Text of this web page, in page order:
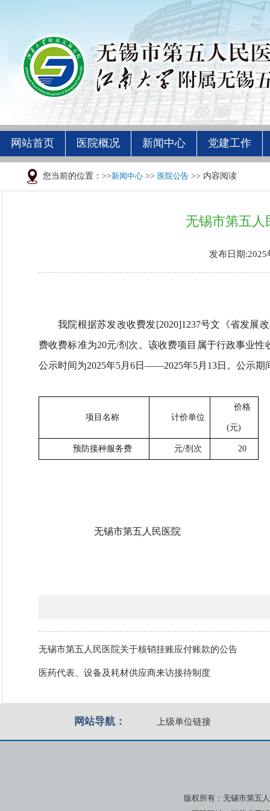
网站首页 医院概况 新闻中心 党建工作
您当前的位置：>>新闻中心 >> 医院公告 >> 内容阅读
无锡市第五
发布日期:2025
我院根据苏发改收费发[2020]1237号文《省发展
费收费标准为20元/剂次。该收费项目属于行政事业
公示时间为2025年5月6日——2025年5月13日。公示期
项目名称 计价单位
价格
(元)
预防接种服务费 元/剂次 20
无锡市第五人民医院
无锡市第五人民医院关于核销挂账应付账款的公告
医药代表、设备及耗材供应商来访接待制度
网站导航： 上级单位链接
版权所有：无锡市第五